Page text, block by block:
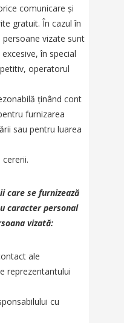
comunicare și
gratuit. În cazul în
vizate sunt
în special
operatorul
ținând cont
furnizarea
sau pentru luarea
care se furnizează
caracter personal
vizată:
ale
reprezentantului
cu